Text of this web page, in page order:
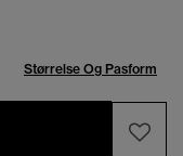
Størrelse Og Pasform